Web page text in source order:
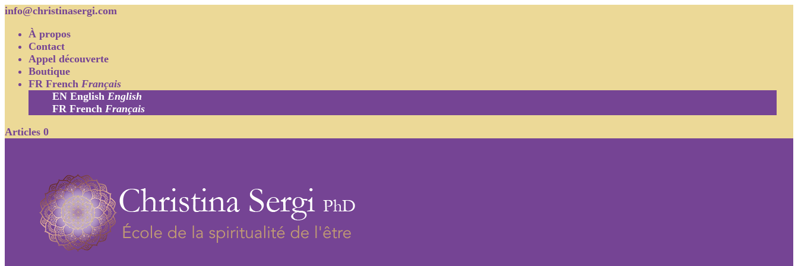
info@christinasergi.com
À propos
Contact
Appel découverte
Boutique
FR French Français
EN English English
FR French Français
Articles 0